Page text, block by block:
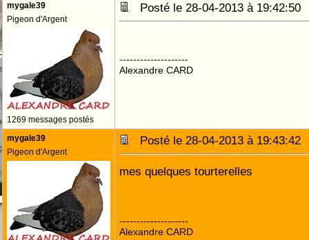
mygale39
Pigeon d'Argent
1269 messages postés
Posté le 28-04-2013 à
--------------------
Alexandre CARD
mygale39
Pigeon d'Argent
Posté le 28-04-2013 à
mes quelques tourterelles
--------------------
Alexandre CARD